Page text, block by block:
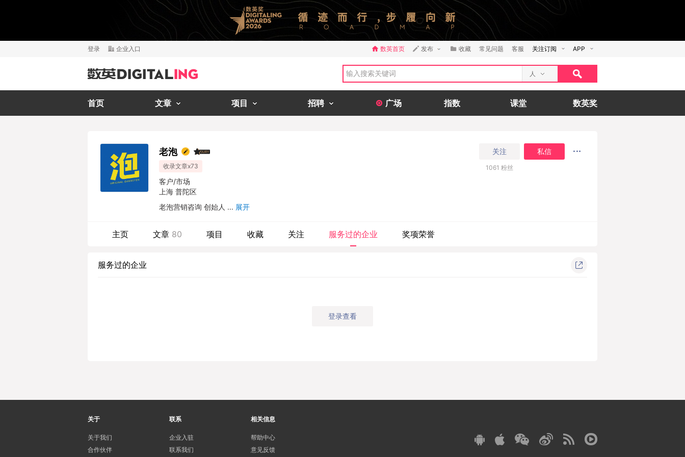
登录 企业入口 数英首页 发布 收藏 常见问题 客服 关注订阅 APP
人
首页 文章 项目 招聘 广场 指数 课堂 数英奖
老泡
收录文章x73
客户/市场
上海 普陀区
关注 私信
1061 粉丝
老泡营销咨询 创始人 ... 展开
主页 文章 80 项目 收藏 关注 服务过的企业 奖项荣誉
服务过的企业
登录查看
关于
关于我们
合作伙伴
联系
企业入驻
联系我们
相关信息
帮助中心
意见反馈